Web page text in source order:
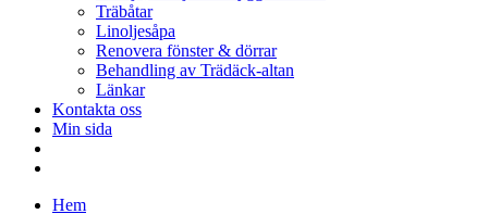
Träbåtar
Linoljesåpa
Renovera fönster & dörrar
Behandling av Trädäck-altan
Länkar
Kontakta oss
Min sida
Hem